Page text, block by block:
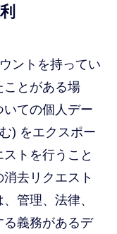
ントを持ってい
ことがある場
ての個人デー
) をエクスポー
トを行うこと
去リクエスト
管理、法律、
る義務があるデ